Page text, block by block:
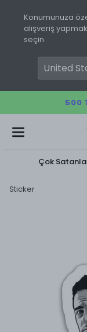
Konumunuza
alışveriş
seçin.
500
Çok
Sticker